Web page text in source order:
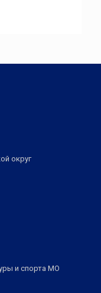
округ
и спорта МО